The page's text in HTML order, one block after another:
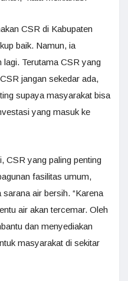
CSR di Kabupaten
baik. Namun, ia
lagi. Terutama CSR yang
jangan sekedar ada,
supaya masyarakat bisa
yang masuk ke
CSR yang paling penting
fasilitas umum,
air bersih. “Karena
air akan tercemar. Oleh
dan menyediakan
masyarakat di sekitar